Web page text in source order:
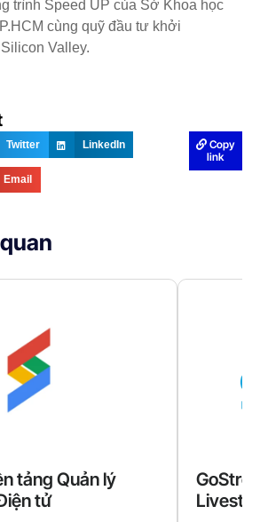
trình Speed UP của Sở Khoa học
cùng quỹ đầu tư khởi
Valley.
Twitter LinkedIn
Email
Copy
link
tảng Quản lý
tử